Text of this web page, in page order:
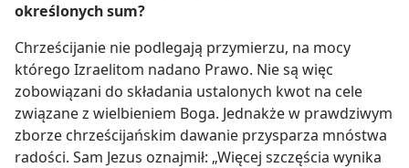
określonych sum?
Chrześcijanie nie podlegają przymierzu, na mocy
którego Izraelitom nadano Prawo. Nie są więc
zobowiązani do składania ustalonych kwot na cele
związane z wielbieniem Boga. Jednakże w prawdziwym
zborze chrześcijańskim dawanie przysparza mnóstwa
radości. Sam Jezus oznajmił: „Więcej szczęścia wynika